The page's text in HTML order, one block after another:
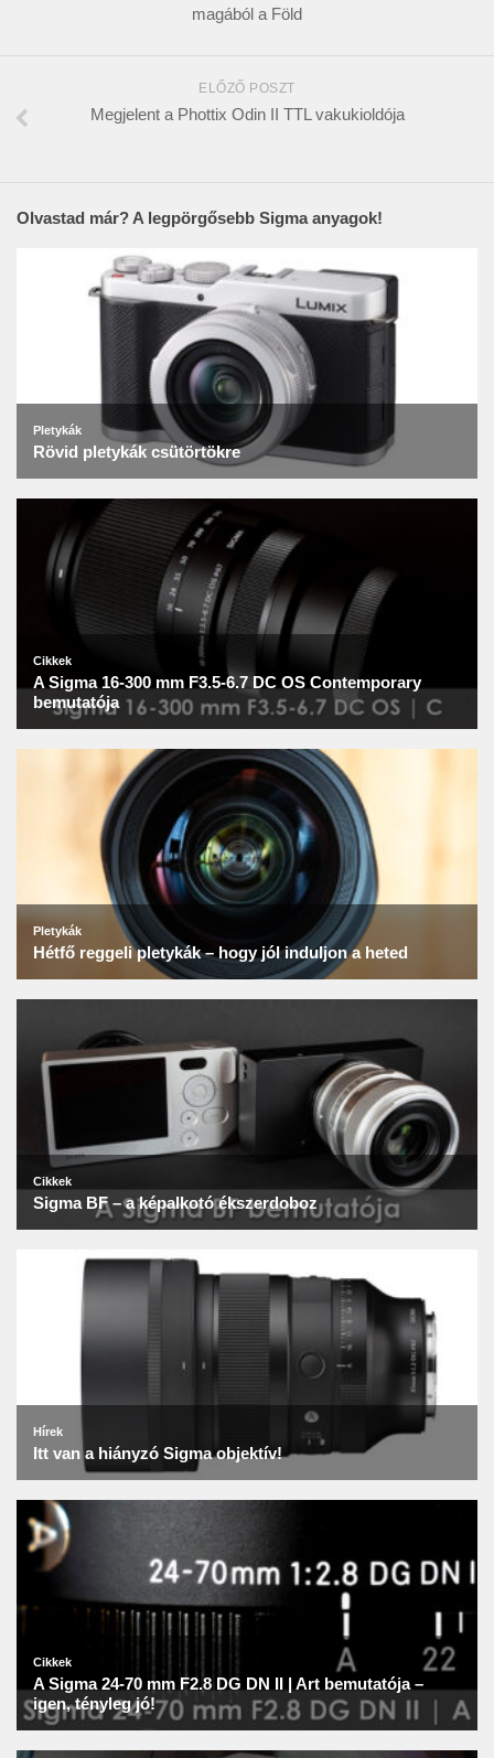
magából a Föld
ELŐZŐ POSZT
Megjelent a Phottix Odin II TTL vakukioldója
Olvastad már? A legpörgősebb Sigma anyagok!